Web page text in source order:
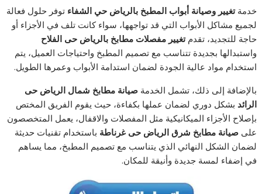
خدمةتغيير وصيانة أبواب المطبخ بالرياض حي الشفاء توفر حلول فعالة
لجميع مشاكل الأبواب التي قد تواجهها، سواء كانت تلف في الأجزاء أو
حاجة للتجديد، تقدمتغيير مفصلات مطابخ بالرياض حى الفلاح
واستبدالها بجديدة تتناسب مع تصميم المطبخ واحتياجات العميل، يتم
استخدام مواد عالية الجودة لضمان استدامة الأبواب وعمرها الطويل.
بالإضافة إلى ذلك، تشمل الخدمةصيانة مطابخ شمال الرياض حى
الرائد بشكل دوري لضمان عملها بكفاءة، حيث يقوم الفريق المختص
بإصلاح الأجزاء الميكانيكية مثل المفصلات والاقفال، يعمل المتخصصون
علىصيانة مطابخ شرق الرياض حى غرناطة باستخدام تقنيات حديثة
لضمان الشكل النهائي الذي يتناسب مع تصميم المطبخ، مما يساهم
في إضفاء لمسة جديدة وأنيقة للمكان.